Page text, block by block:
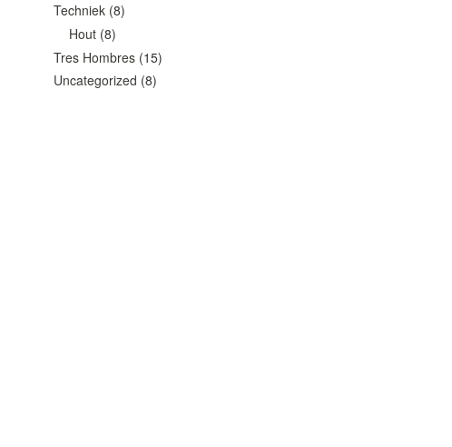
Techniek (8)
Hout (8)
Tres Hombres (15)
Uncategorized (8)